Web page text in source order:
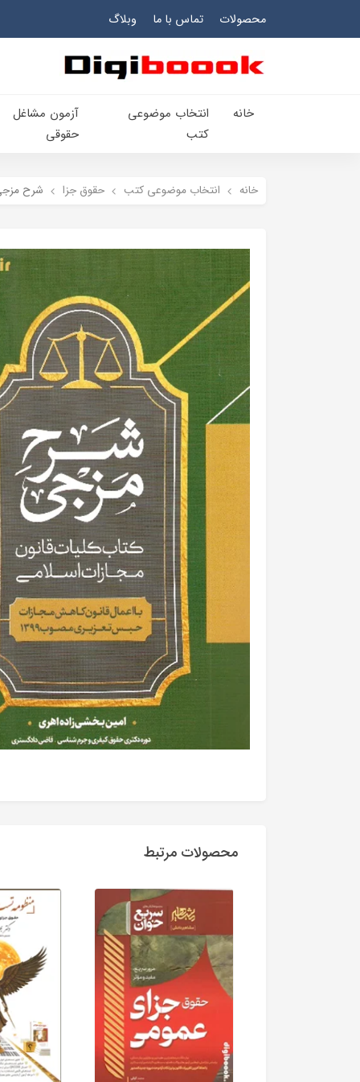
محصولات تماس با ما وبلاگ
خانه
انتخاب​ موضوعي​
کتب
آزمون مشاغل
حقوقی
خانه انتخاب​ موضوعي​ کتب حقوق جزا شرح
محصولات مرتبط